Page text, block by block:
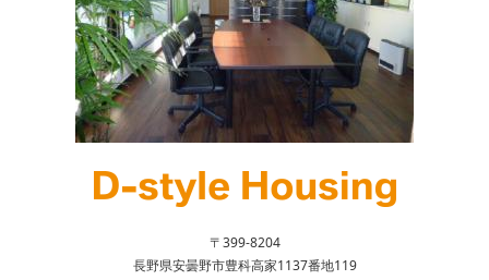
〒399-8204
長野県安曇野市豊科高家1137番地119